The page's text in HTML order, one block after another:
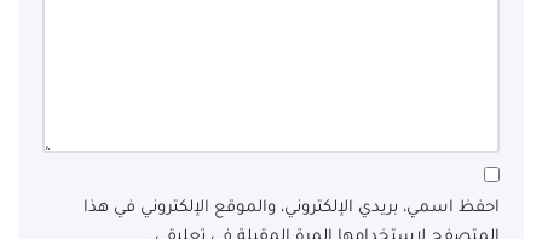
احفظ اسمي، بريدي الإلكتروني، والموقع الإلكتروني في هذا